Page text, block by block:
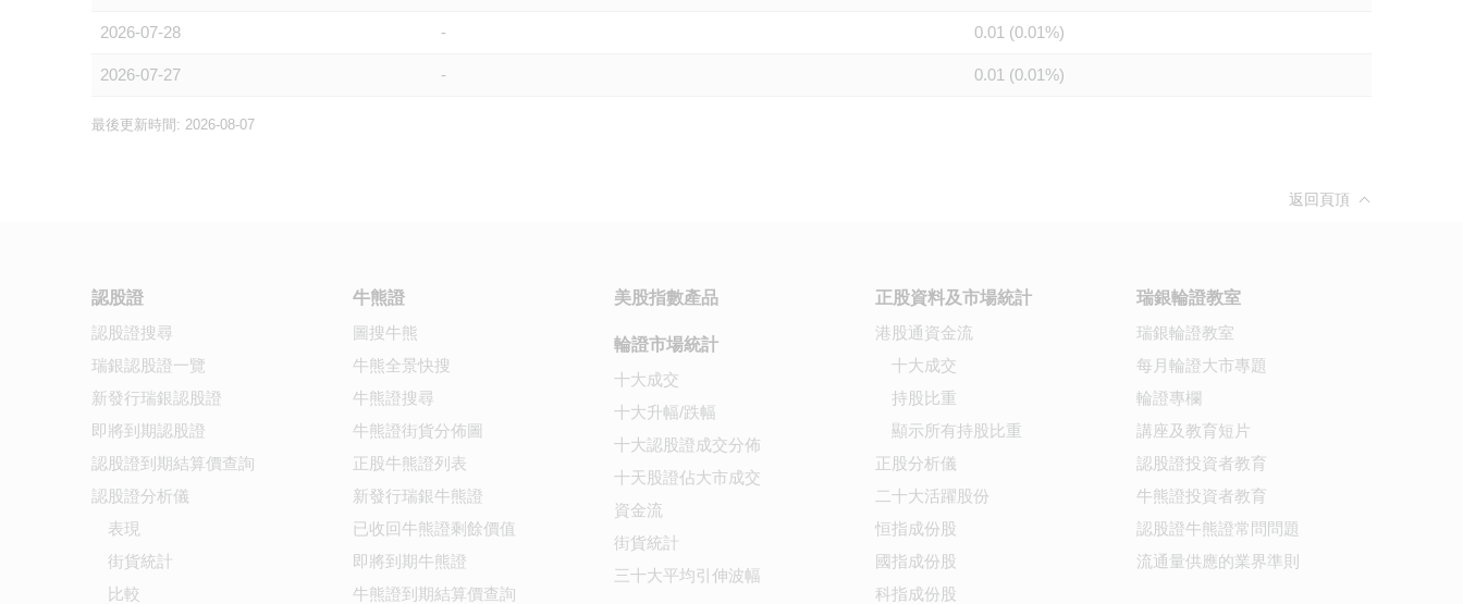
2026-07-28 - 0.01 (0.01%)
2026-07-27 - 0.01 (0.01%)
最後更新時間: 2026-08-07
返回頁頂
認股證
認股證搜尋
瑞銀認股證一覽
新發行瑞銀認股證
即將到期認股證
認股證到期結算價查詢
認股證分析儀
表現
街貨統計
比較
牛熊證
圖搜牛熊
牛熊全景快搜
牛熊證搜尋
牛熊證街貨分佈圖
正股牛熊證列表
新發行瑞銀牛熊證
已收回牛熊證剩餘價值
即將到期牛熊證
牛熊證到期結算價查詢
美股指數產品
輪證市場統計
十大成交
十大升幅/跌幅
十大認股證成交分佈
十天股證佔大市成交
資金流
街貨統計
三十大平均引伸波幅
正股資料及市場統計
港股通資金流
十大成交
持股比重
顯示所有持股比重
正股分析儀
二十大活躍股份
恒指成份股
國指成份股
科指成份股
瑞銀輪證教室
瑞銀輪證教室
每月輪證大市專題
輪證專欄
講座及教育短片
認股證投資者教育
牛熊證投資者教育
認股證牛熊證常問問題
流通量供應的業界準則